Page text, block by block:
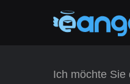
Ich möchte Sie